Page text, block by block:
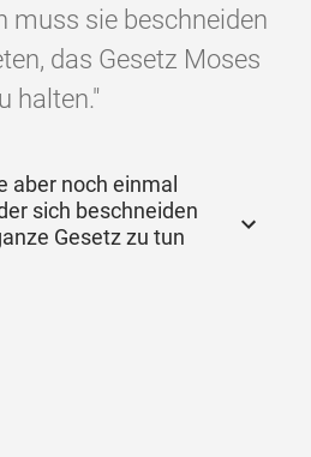
muss sie beschneiden
das Gesetz Moses
halten."
aber noch einmal
sich beschneiden
Gesetz zu tun